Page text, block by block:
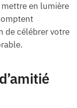
en lumière
de célébrer votre